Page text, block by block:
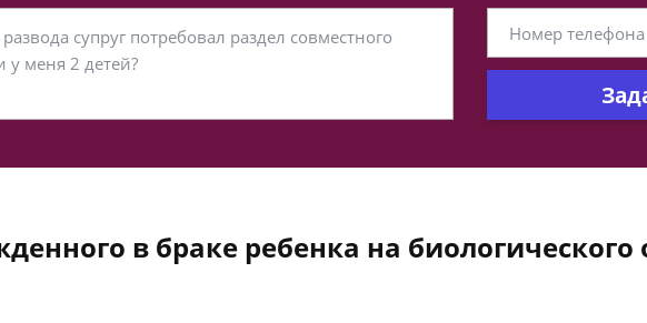
в браке ребенка на биологического